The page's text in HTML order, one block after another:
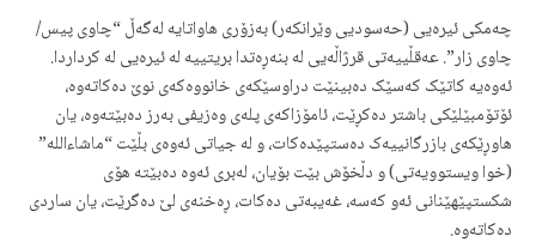
چەمکی ئیرەیی (حەسودیی وێرانکەر) بەزۆری هاواتایە لەگەڵ “چاوی پیس/
چاوی زار”. عەقڵییەتی قرژاڵەیی لە بنەڕەتدا بریتییە لە ئیرەیی لە کرداردا.
ئەوەیە کاتێک کەسێک دەبینێت دراوسێکەی خانووەکەی نوێ دەکاتەوە،
ئۆتۆمبێلێکی باشتر دەکڕێت، ئامۆزاکەی پلەی وەزیفی بەرز دەبێتەوە، یان
هاوڕێکەی بازرگانییەک دەستپێدەکات، و لە جیاتی ئەوەی بڵێت “ماشاءالله”
(خوا ویستوویەتی) و دڵخۆش بێت بۆیان، لەبری ئەوە دەبێتە هۆی
شکستپێهێنانی ئەو کەسە، غەیبەتی دەکات، ڕەخنەی لێ دەگرێت، یان ساردی
دەکاتەوە.